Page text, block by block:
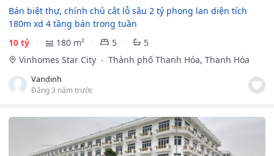
Bán biệt thự, chính chủ cắt lỗ sâu 2 tỷ phong lan diện tích
180m xd 4 tầng bán trong tuần
10 tỷ
180 m² 5
5
Vinhomes Star City
Thành phố Thanh Hóa, Thanh Hóa
Vandinh
Đăng 3 năm trước